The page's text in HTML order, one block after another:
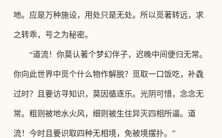
地。应是万种施设，用处只是无处。所以觅著转远，求
之转乖，号之为秘密。
“道流！你莫认著个梦幻伴子，迟晚中间便归无常。
你向此世界中觅个什么物作解脱？觅取一口饭吃，补毳
过时？且要访寻知识，莫因循逐乐。 光阴可惜，念念无
常。粗则被地水火风，细则被生住异灭四相所逼。道
流！今时且要识取四种无相境，免被境摆扑。 ”